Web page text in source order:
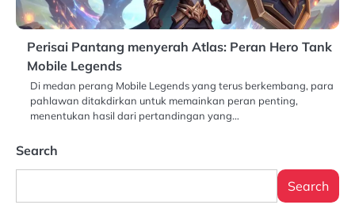
Perisai Pantang menyerah Atlas: Peran Hero Tank
Mobile Legends
Di medan perang Mobile Legends yang terus berkembang, para
pahlawan ditakdirkan untuk memainkan peran penting,
menentukan hasil dari pertandingan yang…
Search
Search